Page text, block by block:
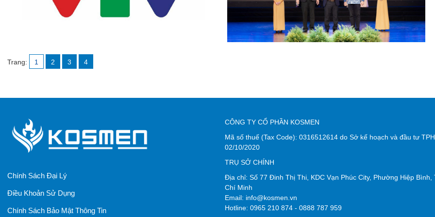
Trang: 1 2 3 4
Chính Sách Đại Lý
Điều Khoản Sử Dụng
Chính Sách Bảo Mật Thông Tin
CÔNG TY CỔ PHẦN KOSMEN
Mã số thuế (Tax Code): 0316512614 do Sở kế hoạch và đầu tư
02/10/2020
TRỤ SỞ CHÍNH
Địa chỉ: Số 77 Đinh Thị Thi, KDC Vạn Phúc City, Phường Hiệp Bình,
Chí Minh
Email: info@kosmen.vn
Hotline: 0965 210 874 - 0888 787 959